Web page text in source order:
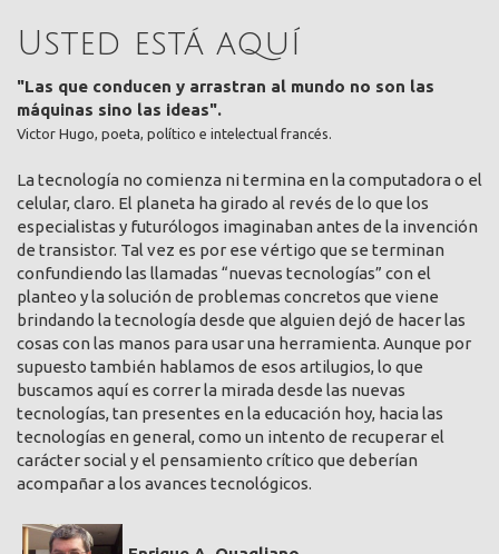
Usted está aquí
"Las que conducen y arrastran al mundo no son las
máquinas sino las ideas".
Victor Hugo, poeta, político e intelectual francés.
La tecnología no comienza ni termina en la computadora o el
celular, claro. El planeta ha girado al revés de lo que los
especialistas y futurólogos imaginaban antes de la invención
de transistor. Tal vez es por ese vértigo que se terminan
confundiendo las llamadas “nuevas tecnologías” con el
planteo y la solución de problemas concretos que viene
brindando la tecnología desde que alguien dejó de hacer las
cosas con las manos para usar una herramienta. Aunque por
supuesto también hablamos de esos artilugios, lo que
buscamos aquí es correr la mirada desde las nuevas
tecnologías, tan presentes en la educación hoy, hacia las
tecnologías en general, como un intento de recuperar el
carácter social y el pensamiento crítico que deberían
acompañar a los avances tecnológicos.